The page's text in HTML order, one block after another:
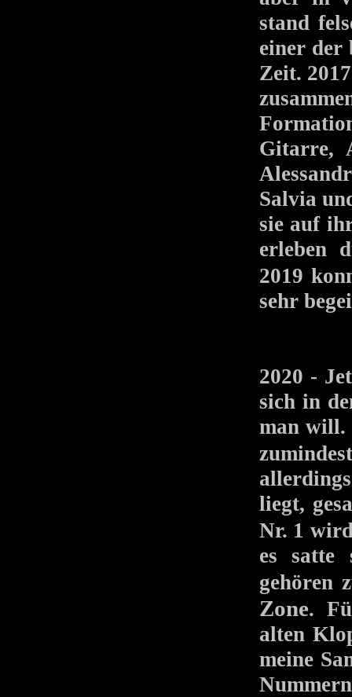
stand
einer der
Zeit.
Gitarre,
Salvia
sie auf
erleben
2019
sehr
2020 -
sich in
man will.
liegt,
Nr. 1
es satte
Zone.
alten
meine